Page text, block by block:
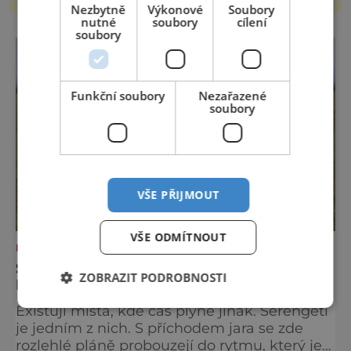
DOVOLENÁ V ZAHRANIČÍ
SERENGETI NA JAŘE: KDYŽ SE KRAJINA
NADECHNE ŽIVOTA
Existují místa, kde čas plyne jinak. Serengeti
je jedním z nich. S příchodem jara se zde
rozlehlé pláně probouzejí do rytmu, který je
Nezbytně
nutné
soubory
Výkonové
soubory
Soubory
cílení
Funkční soubory
Nezařazené
soubory
VŠE PŘIJMOUT
VŠE ODMÍTNOUT
ZOBRAZIT PODROBNOSTI